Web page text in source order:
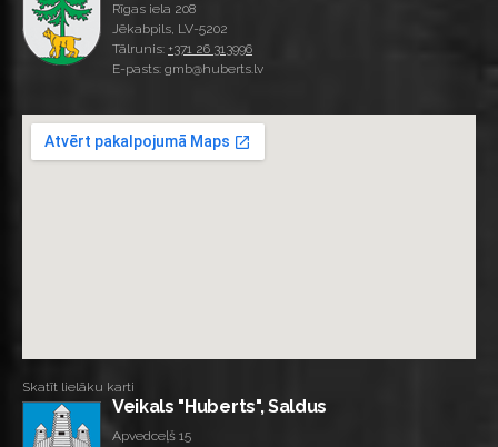
Rīgas iela 208
Jēkabpils, LV-5202
Tālrunis: +371 26 313996
E-pasts: gmb@huberts.lv
Skatīt lielāku karti
Veikals "Huberts", Saldus
Apvedceļš 15